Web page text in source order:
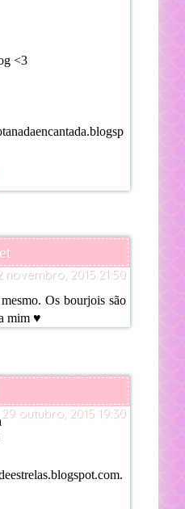
<3
novembro, 2015 21:50
Os bourjois são
mim ♥
29 outubro, 2015 19:30